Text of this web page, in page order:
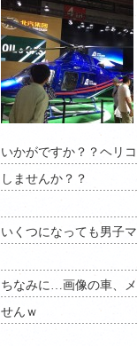
いかがですか？？ヘリ
しませんか？？
いくつになっても男子
ちなみに…画像の車、
せんｗ